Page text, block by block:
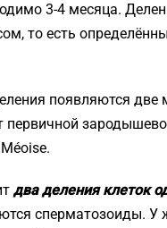
3-4 месяца.
то есть
появляются две
первичной
два деления клеток
сперматозоиды. У